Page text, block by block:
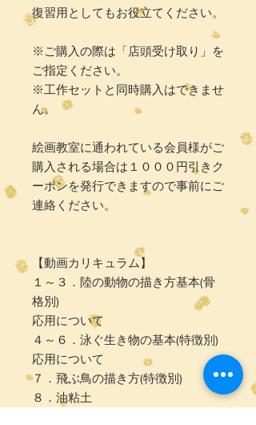
復習用としてもお役立てください。
※ご購入の際は「店頭受け取り」を
ご指定ください。
※工作セットと同時購入はできませ
ん。
絵画教室に通われている会員様がご
購入される場合は１０００円引きク
ーポンを発行できますので事前にご
連絡ください。
【動画カリキュラム】
１～３．陸の動物の描き方基本(骨
格別)
応用について
４～６．泳ぐ生き物の基本(特徴別)
応用について
７．飛ぶ鳥の描き方(特徴別)
８．油粘土